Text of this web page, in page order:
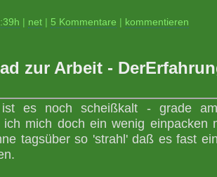
net 5 Kommentare kommentieren
zur Arbeit -
es noch scheißkalt - grade
mich doch ein wenig einpacken
tagsüber so 'strahl' daß es fast